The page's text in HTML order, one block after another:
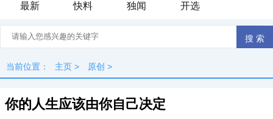
最新
快料 独闻 开选
当前位置： 主页 > 原创 >
你的人生应该由你自己决定